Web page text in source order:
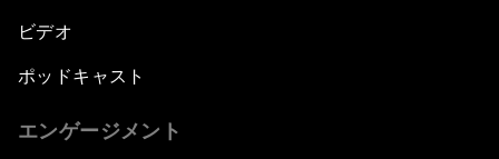
ビデオ
ポッドキャスト
エンゲージメント